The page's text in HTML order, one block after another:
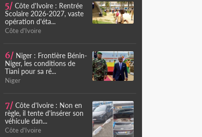
5/ Côte d'Ivoire : Rentrée
Scolaire 2026-2027, vaste
opération d'éta...
Côte d'Ivoire
6/ Niger : Frontière Bénin-
Niger, les conditions de
Tiani pour sa ré...
Niger
7/ Côte d'Ivoire : Non en
règle, il tente d'insérer son
véhicule dan...
Côte d'Ivoire